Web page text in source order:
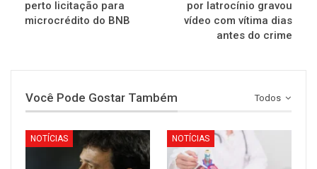
perto licitação para
microcrédito do BNB
por latrocínio gravou
vídeo com vítima dias
antes do crime
Todos
Você Pode Gostar Também
NOTÍCIAS NOTÍCIAS